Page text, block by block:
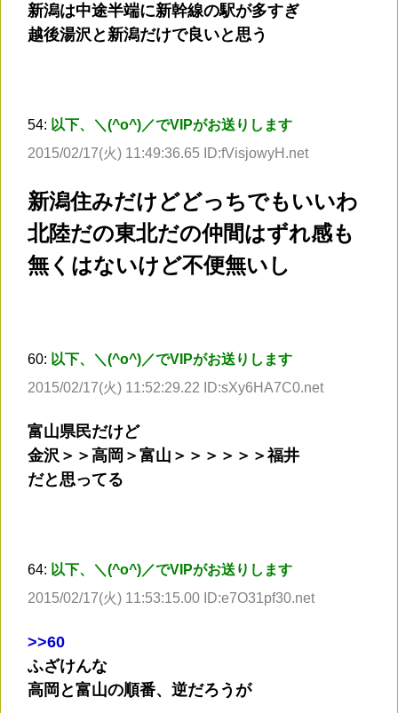
新潟は中途半端に新幹線の駅が多すぎ
越後湯沢と新潟だけで良いと思う
54: 以下、＼(^o^)／でVIPがお送りします
2015/02/17(火) 11:49:36.65 ID:fVisjowyH.net
新潟住みだけどどっちでもいいわ
北陸だの東北だの仲間はずれ感も
無くはないけど不便無いし
60: 以下、＼(^o^)／でVIPがお送りします
2015/02/17(火) 11:52:29.22 ID:sXy6HA7C0.net
富山県民だけど
金沢＞＞高岡＞富山＞＞＞＞＞＞福井
だと思ってる
64: 以下、＼(^o^)／でVIPがお送りします
2015/02/17(火) 11:53:15.00 ID:e7O31pf30.net
>>60
ふざけんな
高岡と富山の順番、逆だろうが